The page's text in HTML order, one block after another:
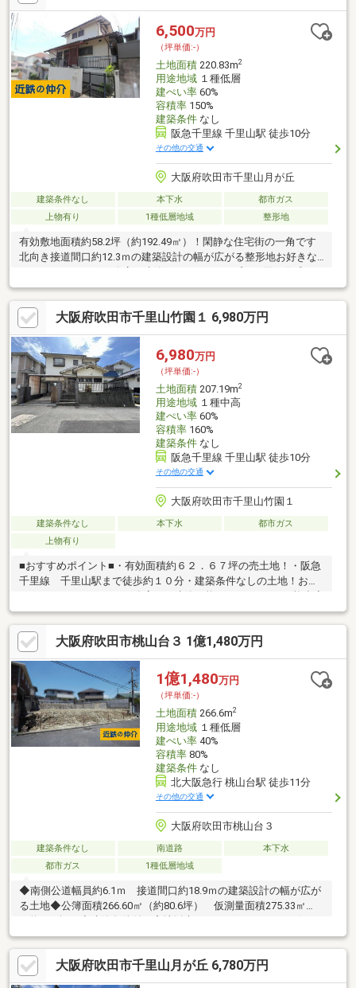
6,500万円
（坪単価:-）
土地面積220.83m2
用途地域１種低層
建ぺい率60%
容積率150%
建築条件なし
阪急千里線 千里山駅 徒歩10分
その他の交通
大阪府吹田市千里山月が丘
建築条件なし 本下水
都市ガス
上物有り
1種低層地域 整形地
有効敷地面積約58.2坪（約192.49㎡）！閑静な住宅街の一角です
北向き接道間口約12.3ｍの建築設計の幅が広がる整形地お好きな
能です第一種低層住居専用地域内周囲に高い建物がなく、空が大
きく感じられます子育てファミリーにもおすすめの住環境ですス
ーパー等の買い物施設・幼稚園・保育園・小学校などの教育施設
が徒歩11分圏内にあり生活利便施設が揃う住環境です
大阪府吹田市千里山竹園１ 6,980万円
6,980万円
（坪単価:-）
土地面積207.19m2
用途地域１種中高
建ぺい率60%
容積率160%
建築条件なし
阪急千里線 千里山駅 徒歩10分
その他の交通
大阪府吹田市千里山竹園１
建築条件なし 本下水
都市ガス
上物有り
■おすすめポイント■・有効面積約６２．６７坪の売土地！・阪急
千里線 千里山駅まで徒歩約１０分・建築条件なしの土地！お好
業施設「トナリエ南千里アネックス」まで徒歩約９分（約720
ｍ）となっております♪■近隣施設■【学校】・吹田市立千里新田
小学校 徒歩約１０分（約800ｍ）・吹田市立南千里中学校 徒
歩約２０分（徒歩約1550ｍ）【商業施設など】・トナリエ南千里
アネックス 徒歩約９分（約720ｍ）・阪急オアシス千里山竹園
店 徒歩約１４分（約1090ｍ）・セブンイレブン吹田千里山西6
丁目店 徒歩約６分（約450ｍ）
大阪府吹田市桃山台３ 1億1,480万円
1億1,480万円
（坪単価:-）
土地面積266.6m2
用途地域１種低層
建ぺい率40%
容積率80%
建築条件なし
北大阪急行 桃山台駅 徒歩11分
その他の交通
大阪府吹田市桃山台３
建築条件なし 南道路
本下水
都市ガス
1種低層地域
◆南側公道幅員約6.1ｍ 接道間口約18.9ｍの建築設計の幅が広が
る土地◆公簿面積266.60㎡（約80.6坪） 仮測量面積275.33㎡
（約83.2坪）◆建築条件付き宅地販売ではございません お好き
なハウスメーカー・工務店で建築可能です◆建物参考プラン作成
可能です◆千里ニュータウン内・第1種低層住居専用地域内 閑
静な住宅街に位置しております◆ご家族の理想の住まいをお聞か
せください 理想の住まいづくりをお手伝いさせて頂きます◆子
大阪府吹田市千里山月が丘 6,780万円